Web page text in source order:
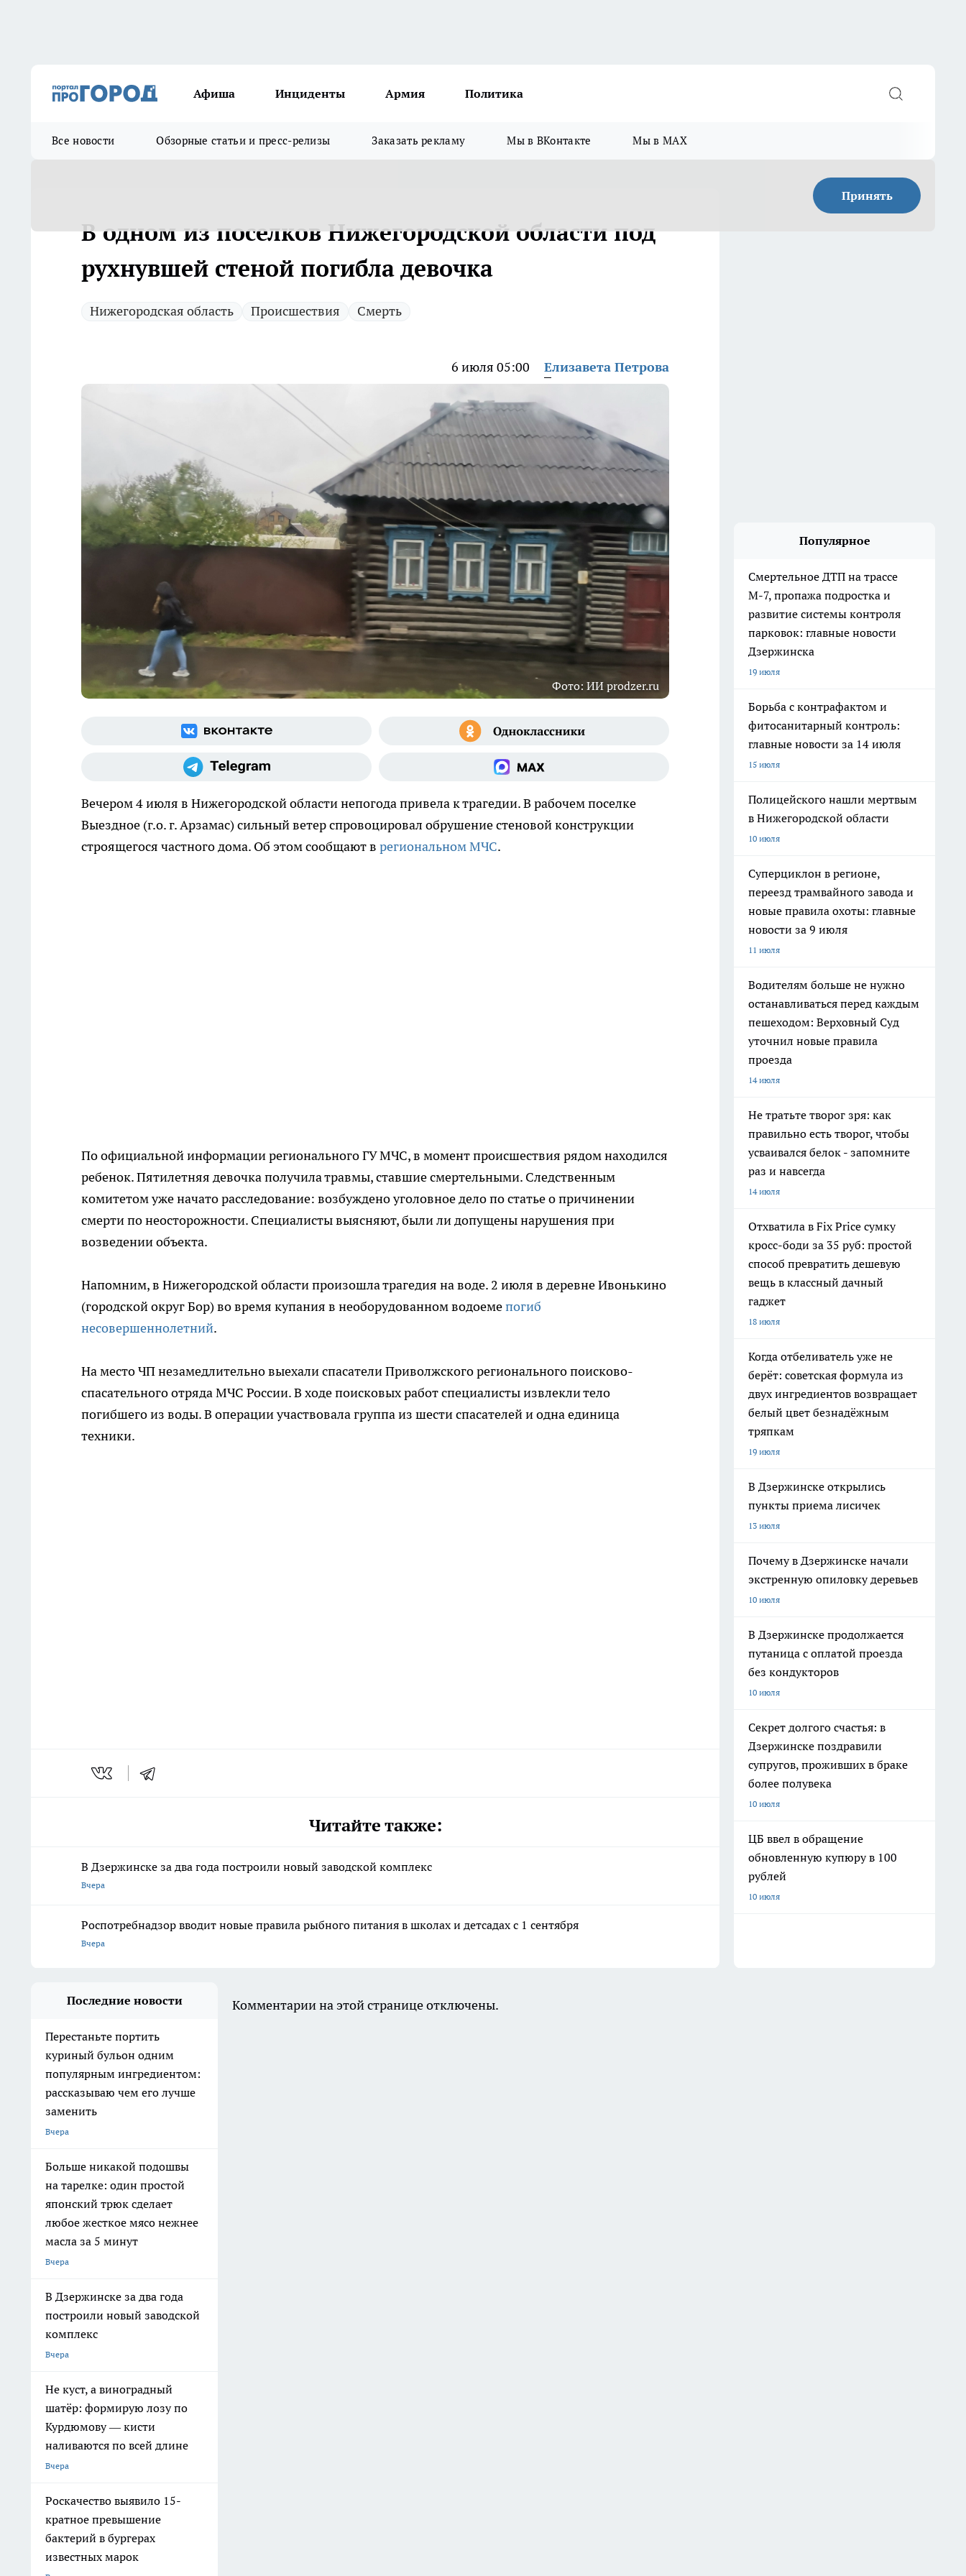
Афиша Инциденты Армия Политика
Все новости Обзорные статьи и пресс-релизы Заказать рекламу Мы в ВКонтакте Мы в MAX
Принять
В одном из поселков Нижегородской области под
рухнувшей стеной погибла девочка
Нижегородская область Происшествия Смерть
6 июля 05:00 Елизавета Петрова
Фото: ИИ prodzer.ru
Вечером 4 июля в Нижегородской области непогода привела к трагедии. В рабочем поселке
Выездное (г.о. г. Арзамас) сильный ветер спровоцировал обрушение стеновой конструкции
строящегося частного дома. Об этом сообщают в региональном МЧС.
По официальной информации регионального ГУ МЧС, в момент происшествия рядом находился
ребенок. Пятилетняя девочка получила травмы, ставшие смертельными. Следственным
комитетом уже начато расследование: возбуждено уголовное дело по статье о причинении
смерти по неосторожности. Специалисты выясняют, были ли допущены нарушения при
возведении объекта.
Напомним, в Нижегородской области произошла трагедия на воде. 2 июля в деревне Ивонькино
(городской округ Бор) во время купания в необорудованном водоемепогиб
несовершеннолетний.
На место ЧП незамедлительно выехали спасатели Приволжского регионального поисково-
спасательного отряда МЧС России. В ходе поисковых работ специалисты извлекли тело
погибшего из воды. В операции участвовала группа из шести спасателей и одна единица
техники.
Читайте также:
В Дзержинске за два года построили новый заводской комплекс
Вчера
Роспотребнадзор вводит новые правила рыбного питания в школах и детсадах с 1 сентября
Вчера
Популярное
Смертельное ДТП на трассе
М-7, пропажа подростка и
развитие системы контроля
парковок: главные новости
Дзержинска
19 июля
Борьба с контрафактом и
фитосанитарный контроль:
главные новости за 14 июля
15 июля
Полицейского нашли мертвым
в Нижегородской области
10 июля
Суперциклон в регионе,
переезд трамвайного завода и
новые правила охоты: главные
новости за 9 июля
11 июля
Водителям больше не нужно
останавливаться перед каждым
пешеходом: Верховный Суд
уточнил новые правила
проезда
14 июля
Не тратьте творог зря: как
правильно есть творог, чтобы
усваивался белок - запомните
раз и навсегда
14 июля
Отхватила в Fix Price сумку
кросс-боди за 35 руб: простой
способ превратить дешевую
вещь в классный дачный
гаджет
18 июля
Когда отбеливатель уже не
берёт: советская формула из
двух ингредиентов возвращает
белый цвет безнадёжным
тряпкам
19 июля
В Дзержинске открылись
пункты приема лисичек
13 июля
Почему в Дзержинске начали
экстренную опиловку деревьев
10 июля
В Дзержинске продолжается
путаница с оплатой проезда
без кондукторов
10 июля
Секрет долгого счастья: в
Дзержинске поздравили
супругов, проживших в браке
более полувека
10 июля
ЦБ ввел в обращение
обновленную купюру в 100
рублей
10 июля
Последние новости
Перестаньте портить
куриный бульон одним
популярным ингредиентом:
рассказываю чем его лучше
заменить
Вчера
Больше никакой подошвы
на тарелке: один простой
японский трюк сделает
любое жесткое мясо нежнее
масла за 5 минут
Вчера
В Дзержинске за два года
построили новый заводской
комплекс
Вчера
Не куст, а виноградный
шатёр: формирую лозу по
Курдюмову — кисти
наливаются по всей длине
Вчера
Роскачество выявило 15-
кратное превышение
бактерий в бургерах
известных марок
Комментарии на этой странице отключены.